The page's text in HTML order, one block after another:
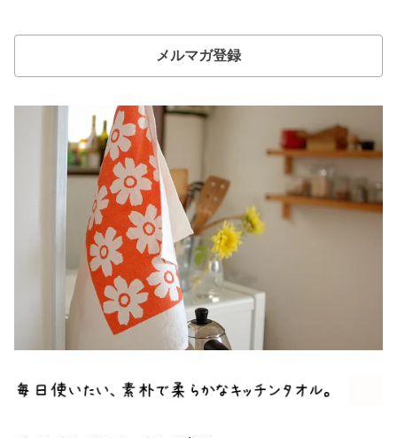
メルマガ登録